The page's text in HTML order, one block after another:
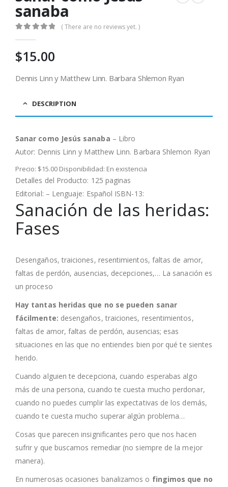
sanaba
( There are no reviews yet. )
$15.00
Dennis Linn y Matthew Linn. Barbara Shlemon Ryan
DESCRIPTION
Sanar como Jesús sanaba – Libro
Autor: Dennis Linn y Matthew Linn. Barbara Shlemon Ryan
Precio: $15.00 Disponibilidad: En existencia
Detalles del Producto: 125 paginas
Editorial: – Lenguaje: Español ISBN-13:
Sanación de las heridas:
Fases
Desengaños, traiciones, resentimientos, faltas de amor,
faltas de perdón, ausencias, decepciones,… La sanación es
un proceso
Hay tantas heridas que no se pueden sanar
fácilmente: desengaños, traiciones, resentimientos,
faltas de amor, faltas de perdón, ausencias; esas
situaciones en las que no entiendes bien por qué te sientes
herido.
Cuando alguien te decepciona, cuando esperabas algo
más de una persona, cuando te cuesta mucho perdonar,
cuando no puedes cumplir las expectativas de los demás,
cuando te cuesta mucho superar algún problema…
Cosas que parecen insignificantes pero que nos hacen
sufrir y que buscamos remediar (no siempre de la mejor
manera).
En numerosas ocasiones banalizamos o fingimos que no